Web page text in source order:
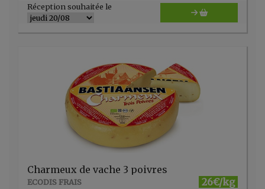
Réception souhaitée le
Charmeux de vache 3 poivres
ECODIS FRAIS 26€/kg